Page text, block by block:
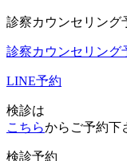
診察カウンセリング
診察カウンセリング
LINE予約
検診は
こちらからご予約下
検診予約